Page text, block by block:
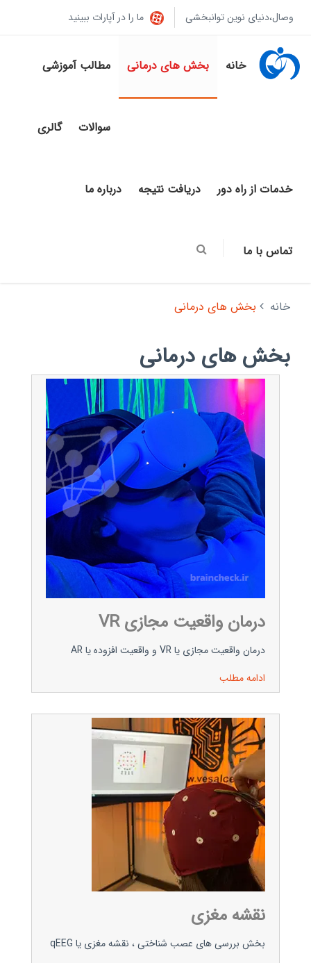
وصال،دنیای نوین توانبخشی ما را در آپارات ببینید
خانه بخش های درمانی مطالب آموزشی
سوالات گالری
خدمات از راه دور دریافت نتیجه درباره ما
تماس با ما
خانه بخش های درمانی
بخش های درمانی
درمان واقعیت مجازی VR
درمان واقعیت مجازی یا VR و واقعیت افزوده یا AR
ادامه مطلب
نقشه مغزی
بخش بررسی های عصب شناختی ، نقشه مغزی یا qEEG